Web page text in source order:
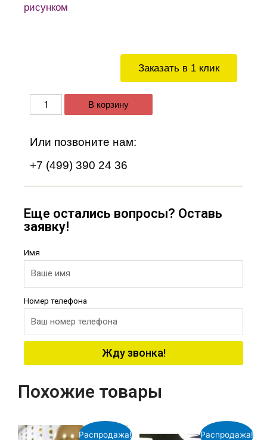
Заказать в 1 клик
В корзину
Или позвоните нам:
+7 (499) 390 24 36
Еще остались вопросы? Оставь
заявку!
Имя
Номер телефона
Жду звонка!
рисунком
Похожие товары
Распродажа! Распродажа!